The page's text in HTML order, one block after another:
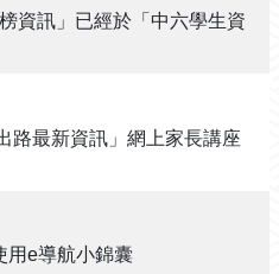
資訊」已經於「中六學生資
路最新資訊」網上家長講座
用e導航小錦囊